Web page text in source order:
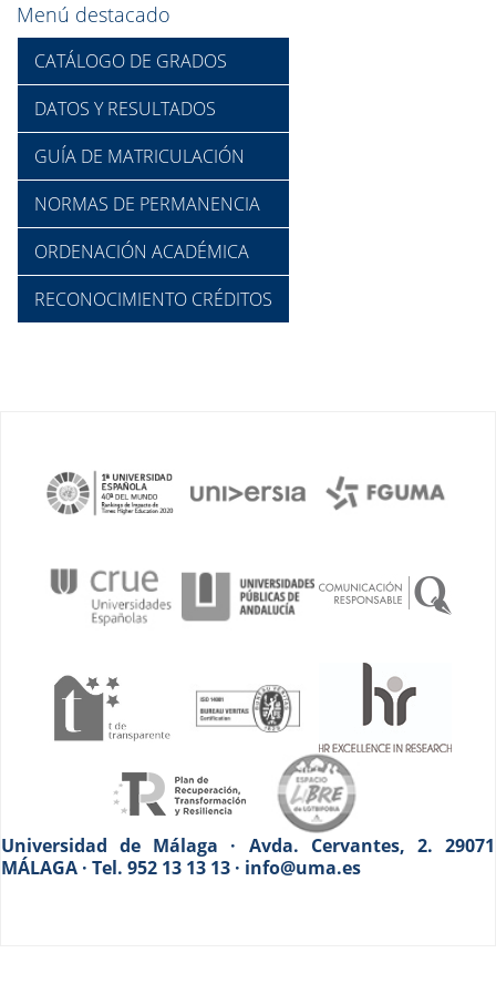
Menú destacado
CATÁLOGO DE GRADOS
DATOS Y RESULTADOS
GUÍA DE MATRICULACIÓN
NORMAS DE PERMANENCIA
ORDENACIÓN ACADÉMICA
RECONOCIMIENTO CRÉDITOS
Universidad de Málaga · Avda. Cervantes, 2. 29071
MÁLAGA · Tel. 952 13 13 13 · info@uma.es